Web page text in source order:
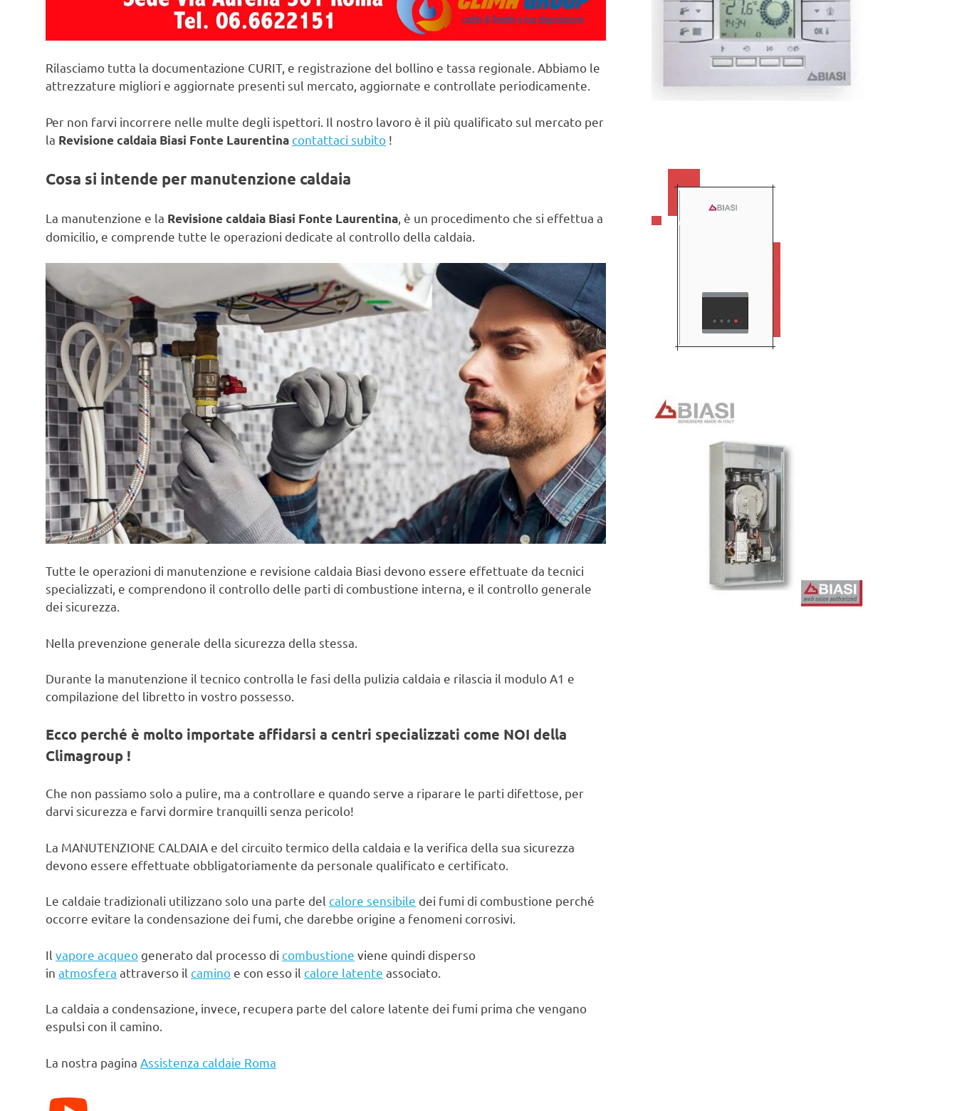
Rilasciamo tutta la documentazione CURIT, e registrazione del bollino e tassa regionale. Abbiamo le
attrezzature migliori e aggiornate presenti sul mercato, aggiornate e controllate periodicamente.
Per non farvi incorrere nelle multe degli ispettori. Il nostro lavoro è il più qualificato sul mercato per
la Revisione caldaia Biasi Fonte Laurentinacontattaci subito !
Cosa si intende per manutenzione caldaia
La manutenzione e la Revisione caldaia Biasi Fonte Laurentina , è un procedimento che si effettua a
domicilio, e comprende tutte le operazioni dedicate al controllo della caldaia.
Tutte le operazioni di manutenzione e revisione caldaia Biasi devono essere effettuate da tecnici
specializzati, e comprendono il controllo delle parti di combustione interna, e il controllo generale
dei sicurezza.
Nella prevenzione generale della sicurezza della stessa.
Durante la manutenzione il tecnico controlla le fasi della pulizia caldaia e rilascia il modulo A1 e
compilazione del libretto in vostro possesso.
Ecco perché è molto importate affidarsi a centri specializzati come NOI della
Climagroup !
Che non passiamo solo a pulire, ma a controllare e quando serve a riparare le parti difettose, per
darvi sicurezza e farvi dormire tranquilli senza pericolo!
La MANUTENZIONE CALDAIA e del circuito termico della caldaia e la verifica della sua sicurezza
devono essere effettuate obbligatoriamente da personale qualificato e certificato.
Le caldaie tradizionali utilizzano solo una parte del calore sensibile dei fumi di combustione perché
occorre evitare la condensazione dei fumi, che darebbe origine a fenomeni corrosivi.
Il vapore acqueo generato dal processo di combustione viene quindi disperso
in atmosfera attraverso il camino e con esso il calore latente associato.
La caldaia a condensazione, invece, recupera parte del calore latente dei fumi prima che vengano
espulsi con il camino.
La nostra pagina Assistenza caldaie Roma